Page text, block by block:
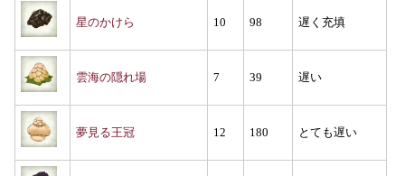
星のかけら 10 98 遅く充填
雲海の隠れ場 7 39 遅い
夢見る王冠 12 180 とても遅い